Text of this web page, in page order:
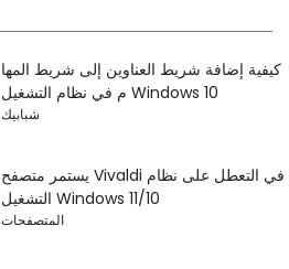
كيفية إضافة شريط العناوين إلى شريط المها
م في نظام التشغيل Windows 10
شبابيك
يستمر متصفح Vivaldi في التعطل على نظام
التشغيل Windows 11/10
المتصفحات